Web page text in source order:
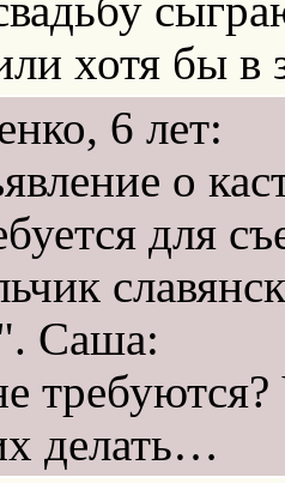
хотя бы в
6 лет:
о
для
Саша:
делать…